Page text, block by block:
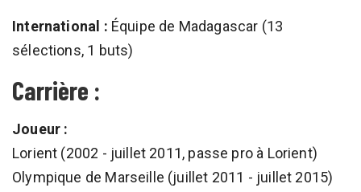
International : Équipe de Madagascar (13
sélections, 1 buts)
Carrière :
Joueur :
Lorient (2002 - juillet 2011, passe pro à Lorient)
Olympique de Marseille (juillet 2011 - juillet 2015)